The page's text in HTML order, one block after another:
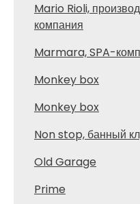
Mario Rioli,
компания
Marmara, SPA-
Monkey box
Monkey box
Non stop, банный
Old Garage
Prime